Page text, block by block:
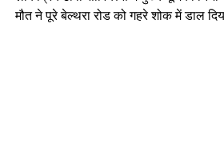
मौत ने पूरे बेल्थरा रोड को गहरे शोक में डाल